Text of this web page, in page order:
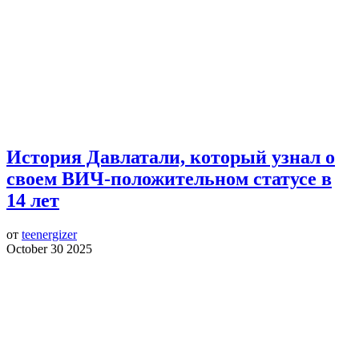
История Давлатали, который узнал о
своем ВИЧ-положительном статусе в
14 лет
от teenergizer
October 30 2025